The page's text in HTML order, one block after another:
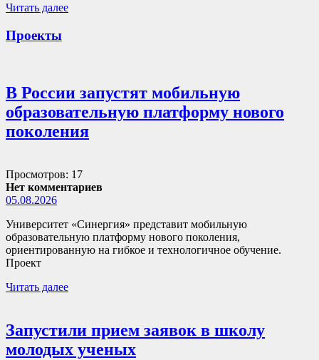
Читать далее
Проекты
В России запустят мобильную
образовательную платформу нового
поколения
Просмотров: 17
Нет комментариев
05.08.2026
Университет «Синергия» представит мобильную
образовательную платформу нового поколения,
ориентированную на гибкое и технологичное обучение.
Проект
Читать далее
Запустили прием заявок в школу
молодых ученых